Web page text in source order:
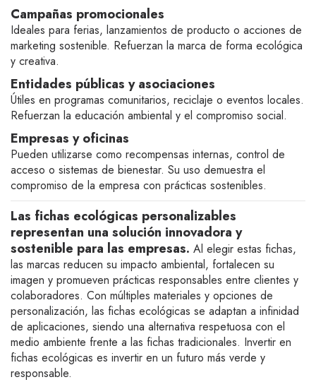
Campañas promocionales
Ideales para ferias, lanzamientos de producto o acciones de
marketing sostenible. Refuerzan la marca de forma ecológica
y creativa.
Entidades públicas y asociaciones
Útiles en programas comunitarios, reciclaje o eventos locales.
Refuerzan la educación ambiental y el compromiso social.
Empresas y oficinas
Pueden utilizarse como recompensas internas, control de
acceso o sistemas de bienestar. Su uso demuestra el
compromiso de la empresa con prácticas sostenibles.
Las fichas ecológicas personalizables
representan una solución innovadora y
sostenible para las empresas. Al elegir estas fichas,
las marcas reducen su impacto ambiental, fortalecen su
imagen y promueven prácticas responsables entre clientes y
colaboradores. Con múltiples materiales y opciones de
personalización, las fichas ecológicas se adaptan a infinidad
de aplicaciones, siendo una alternativa respetuosa con el
medio ambiente frente a las fichas tradicionales. Invertir en
fichas ecológicas es invertir en un futuro más verde y
responsable.